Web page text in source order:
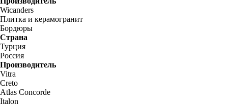
Wicanders
Плитка и керамогранит
Бордюры
Страна
Турция
Россия
Производитель
Vitra
Creto
Atlas Concorde
Italon